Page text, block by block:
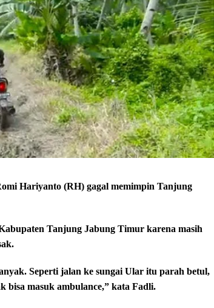
Hariyanto (RH) gagal memimpin Tanjung
Tanjung Jabung Timur karena masih
Seperti jalan ke sungai Ular itu parah betul,
bisa masuk ambulance,” kata Fadli.